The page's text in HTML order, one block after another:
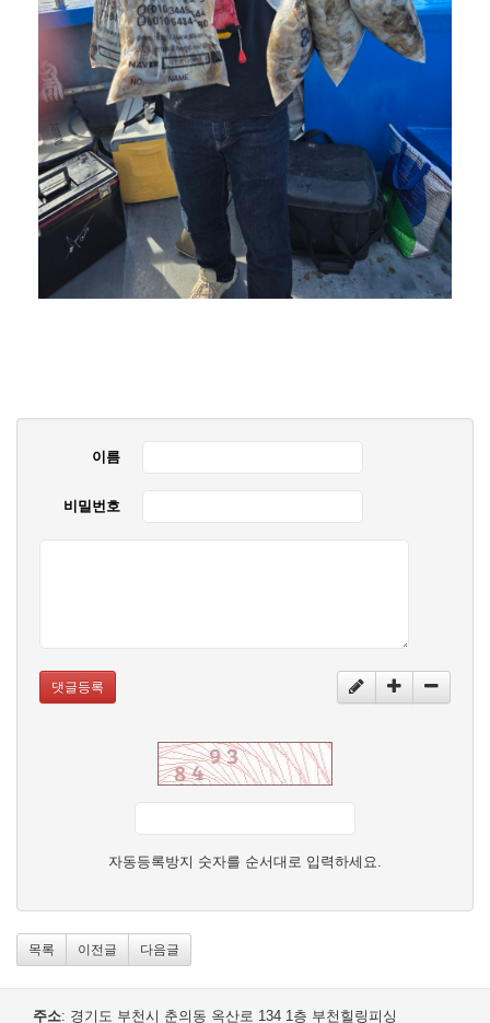
이름
비밀번호
댓글등록
자동등록방지 숫자를 순서대로 입력하세요.
목록 이전글 다음글
주소: 경기도 부천시 춘의동 옥산로 134 1층 부천힐링피싱